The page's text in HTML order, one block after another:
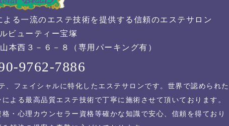
よる一流のエステ技術を提供する信頼のエステサロン
ビューティー宝塚
西３－６－８（専用パーキング有）
9762-7886
、フェイシャルに特化したエステサロンです。世界で認められた
よる最高品質エステ技術で丁寧に施術させて頂いております。
・心理カウンセラー資格等確かな知識で安心、信頼を得ており